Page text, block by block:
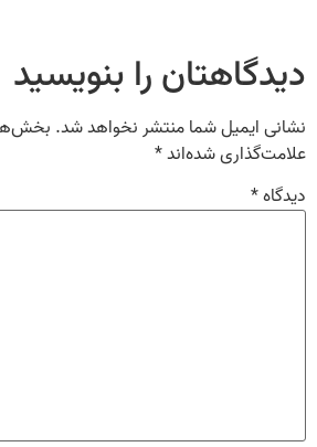
دیدگاهتان را بنویسید
نشانی ایمیل شما منتشر نخواهد شد.
علامت‌گذاری شده‌اند*
دیدگاه*